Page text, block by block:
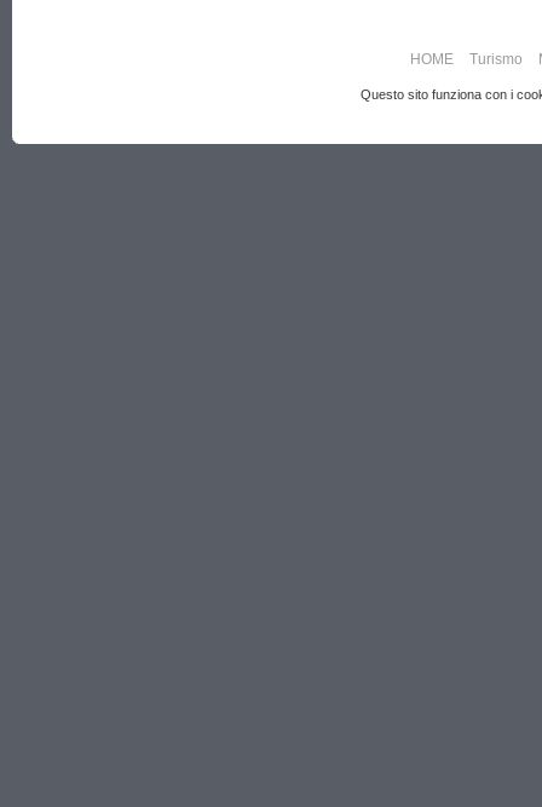
HOME Turismo
Questo sito funziona con i